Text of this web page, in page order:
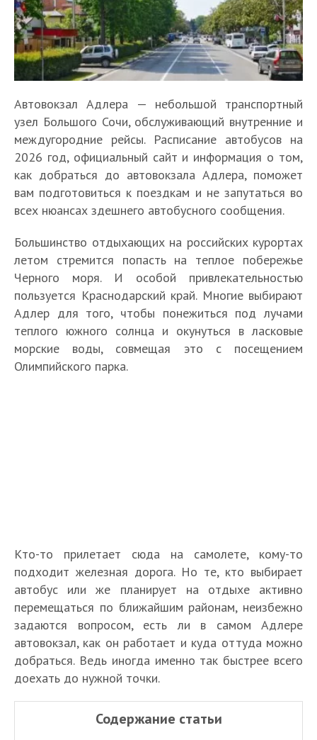
Автовокзал Адлера — небольшой транспортный
узел Большого Сочи, обслуживающий внутренние и
междугородние рейсы. Расписание автобусов на
2026 год, официальный сайт и информация о том,
как добраться до автовокзала Адлера, поможет
вам подготовиться к поездкам и не запутаться во
всех нюансах здешнего автобусного сообщения.
Большинство отдыхающих на российских курортах
летом стремится попасть на теплое побережье
Черного моря. И особой привлекательностью
пользуется Краснодарский край. Многие выбирают
Адлер для того, чтобы понежиться под лучами
теплого южного солнца и окунуться в ласковые
морские воды, совмещая это с посещением
Олимпийского парка.
Кто-то прилетает сюда на самолете, кому-то
подходит железная дорога. Но те, кто выбирает
автобус или же планирует на отдыхе активно
перемещаться по ближайшим районам, неизбежно
задаются вопросом, есть ли в самом Адлере
автовокзал, как он работает и куда оттуда можно
добраться. Ведь иногда именно так быстрее всего
доехать до нужной точки.
Содержание статьи